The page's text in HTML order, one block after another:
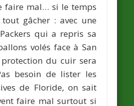
faire mal… si le temps
gâcher : avec une
qui a repris sa
volés face à San
protection du cuir sera
besoin de lister les
de Floride, on sait
faire mal surtout si